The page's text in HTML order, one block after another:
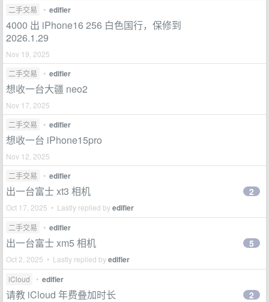
二手交易 • edifier
4000 出 iPhone16 256 白色国行，保修到
2026.1.29
Nov 19, 2025
二手交易
• edifier
想收一台大疆 neo2
Nov 17, 2025
二手交易
• edifier
想收一台 iPhone15pro
Nov 12, 2025
二手交易
• edifier
出一台富士 xt3 相机
Oct 17, 2025 • Lastly replied byedifier
2
二手交易 • edifier
出一台富士 xm5 相机
Oct 2, 2025 • Lastly replied byedifier
5
iCloud • edifier
请教 iCloud 年费叠加时长 2